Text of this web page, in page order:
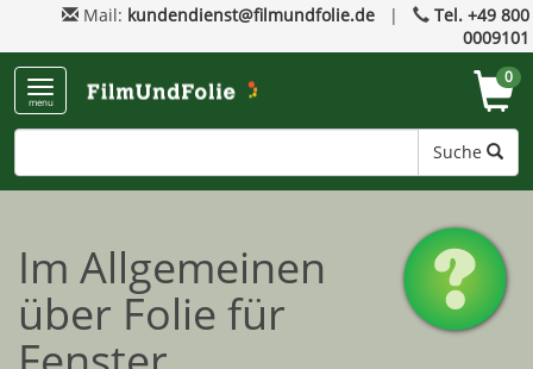
Mail: kundendienst@filmundfolie.de |
Tel. +49 800
0009101
menu
Suche
0
Im Allgemeinen
über Folie für